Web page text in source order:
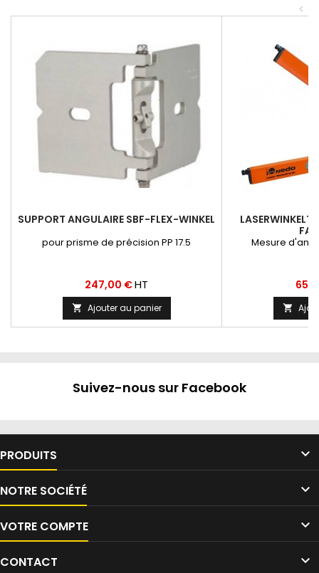
<
SUPPORT ANGULAIRE SBF-FLEX-WINKEL
pour prisme de précision PP 17.5
Prix
247,00 €HT
 Ajouter au panier
Mesure
Prix

Suivez-nous sur Facebook
PRODUITS 
NOTRE SOCIÉTÉ 
VOTRE COMPTE 
CONTACT 